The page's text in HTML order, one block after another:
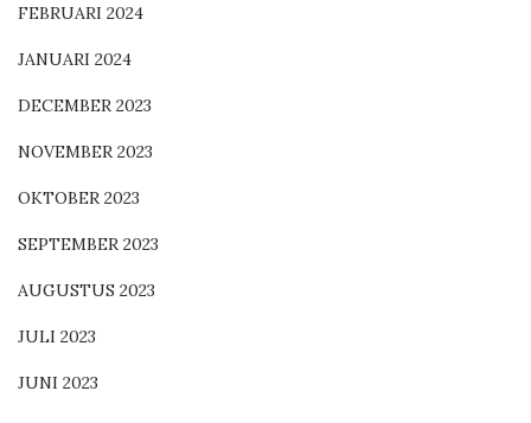
FEBRUARI 2024
JANUARI 2024
DECEMBER 2023
NOVEMBER 2023
OKTOBER 2023
SEPTEMBER 2023
AUGUSTUS 2023
JULI 2023
JUNI 2023